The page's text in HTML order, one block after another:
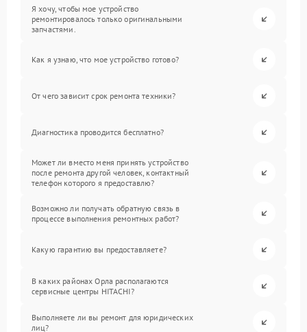
Я хочу, чтобы мое устройство
ремонтировалось только оригинальными
запчастями.
Как я узнаю, что мое устройство готово?
От чего зависит срок ремонта техники?
Диагностика проводится бесплатно?
Может ли вместо меня принять устройство
после ремонта другой человек, контактный
телефон которого я предоставлю?
Возможно ли получать обратную связь в
процессе выполнения ремонтных работ?
Какую гарантию вы предоставляете?
В каких районах Орла располагаются
сервисные центры HITACHI?
Выполняете ли вы ремонт для юридических
лиц?